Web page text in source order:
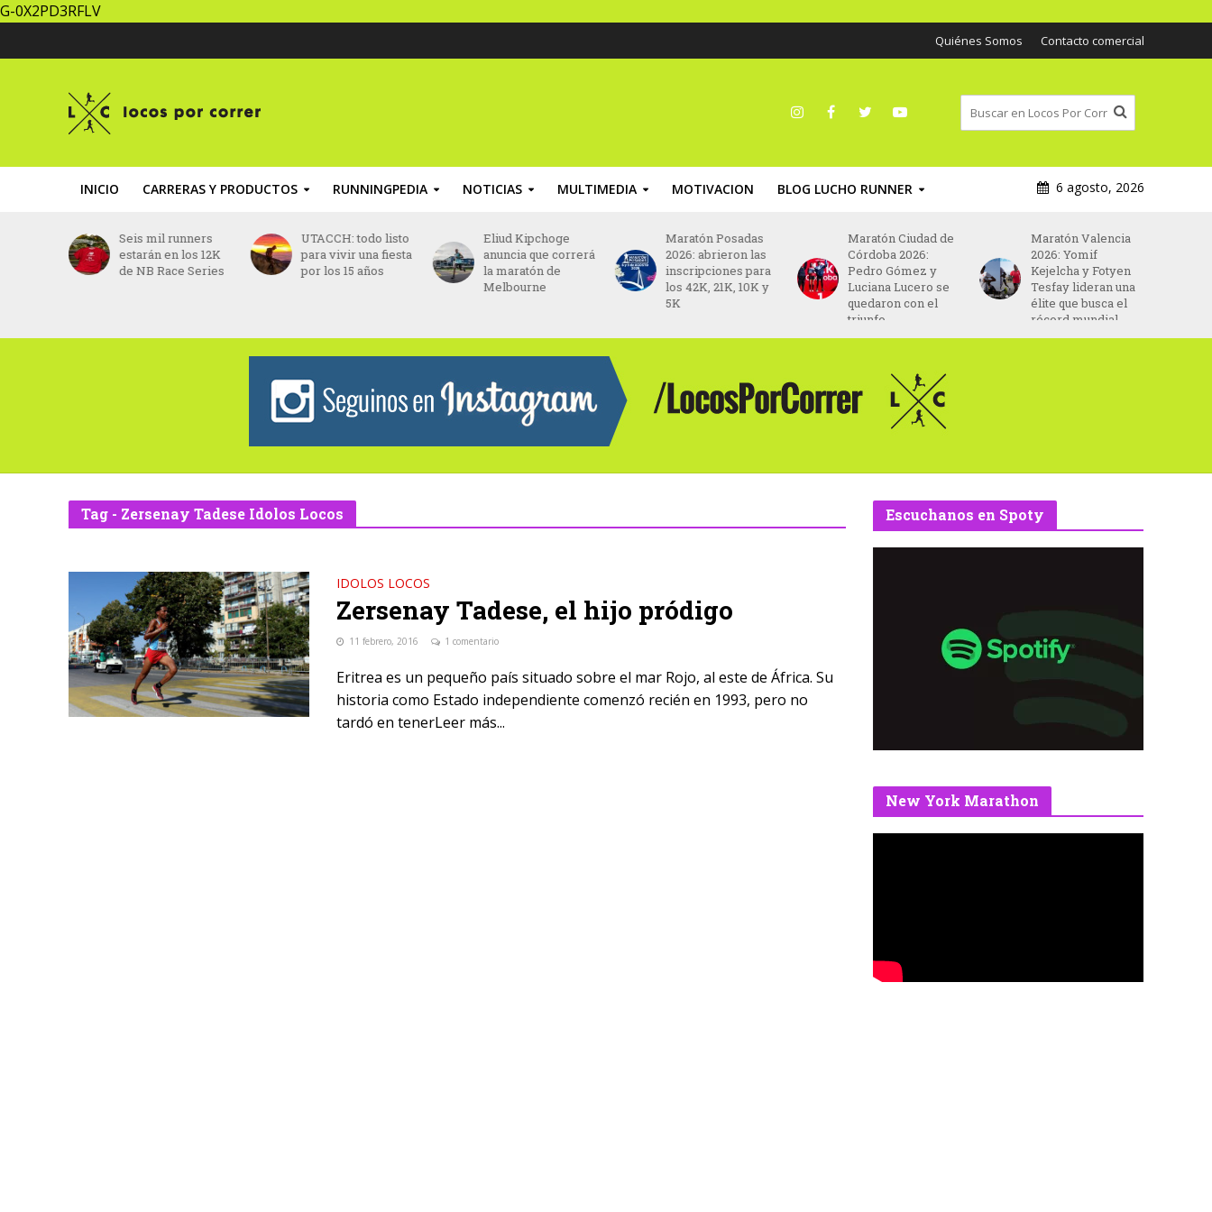
G-0X2PD3RFLV
Quiénes Somos Contacto comercial
INICIO CARRERAS Y PRODUCTOS RUNNINGPEDIA NOTICIAS MULTIMEDIA MOTIVACION BLOG LUCHO RUNNER 6 agosto, 2026
Seis mil runners
estarán en los 12K
de NB Race Series
UTACCH: todo listo
para vivir una fiesta
por los 15 años
Eliud Kipchoge
anuncia que correrá
la maratón de
Melbourne
Maratón Posadas
2026: abrieron las
inscripciones para
los 42K, 21K, 10K y
5K
Maratón Ciudad de
Córdoba 2026:
Pedro Gómez y
Luciana Lucero se
quedaron con el
triunfo
Maratón Valencia
2026: Yomif
Kejelcha y Fotyen
Tesfay lideran una
élite que busca el
récord mundial
Tag - Zersenay Tadese Idolos Locos
IDOLOS LOCOS
Zersenay Tadese, el hijo pródigo
11 febrero, 2016 1 comentario
Eritrea es un pequeño país situado sobre el mar Rojo, al este de África. Su
historia como Estado independiente comenzó recién en 1993, pero no
tardó en tenerLeer más...
Escuchanos en Spoty
New York Marathon